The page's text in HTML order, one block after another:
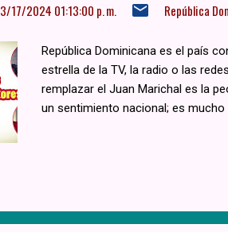
3/17/2024 01:13:00 p. m. República
República Dominicana es el país
estrella de la TV, la radio o las
remplazar el Juan Marichal es la
un sentimiento nacional; es